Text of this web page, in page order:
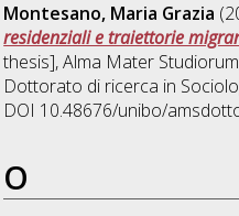
Montesano, Maria Grazia
residenziali e traiettorie
thesis], Alma Mater
Dottorato di ricerca in
DOI 10.48676/unibo/
O